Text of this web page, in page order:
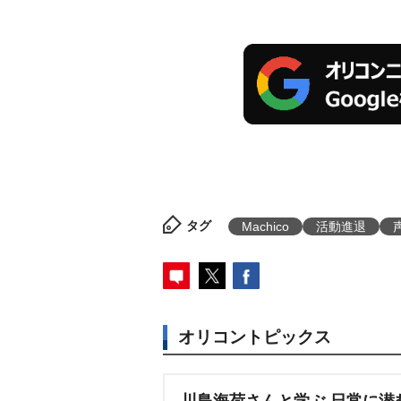
タグ Machico 活動進退
オリコントピックス